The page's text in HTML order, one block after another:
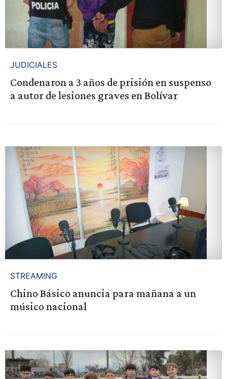
JUDICIALES
Condenaron a 3 años de prisión en suspenso
a autor de lesiones graves en Bolívar
STREAMING
Chino Básico anuncia para mañana a un
músico nacional